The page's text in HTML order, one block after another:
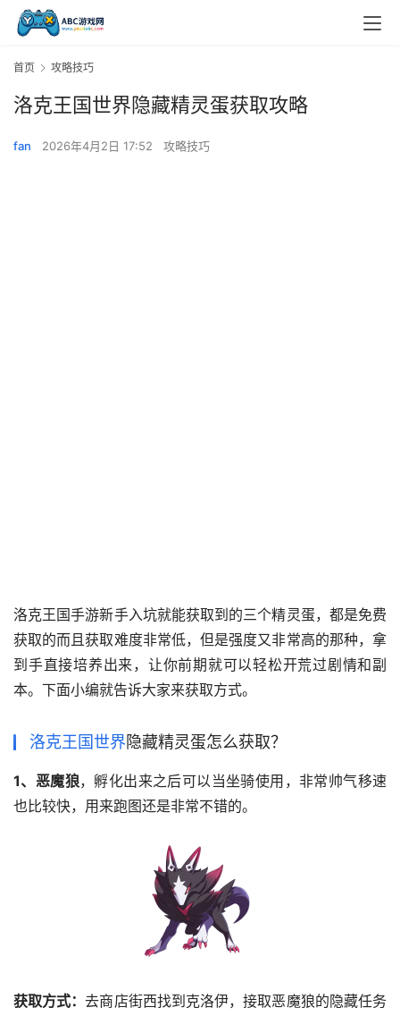
首页 攻略技巧
洛克王国世界隐藏精灵蛋获取攻略
fan 2026年4月2日 17:52 攻略技巧
洛克王国手游新手入坑就能获取到的三个精灵蛋，都是免费
获取的而且获取难度非常低，但是强度又非常高的那种，拿
到手直接培养出来，让你前期就可以轻松开荒过剧情和副
本。下面小编就告诉大家来获取方式。
洛克王国世界隐藏精灵蛋怎么获取？
1、恶魔狼，孵化出来之后可以当坐骑使用，非常帅气移速
也比较快，用来跑图还是非常不错的。
获取方式：去商店街西找到克洛伊，接取恶魔狼的隐藏任务